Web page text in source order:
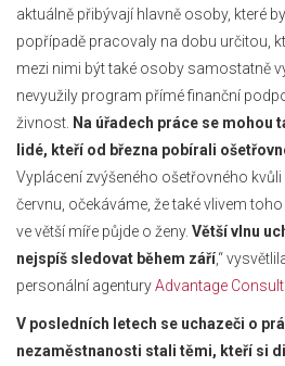
aktuálně přibývají hlavně osoby, které
popřípadě pracovaly na dobu určitou,
mezi nimi být také osoby samostatně
nevyužily program přímé finanční
živnost. Na úřadech práce se mohou
lidé, kteří od března pobírali
Vyplácení zvýšeného ošetřovného
červnu, očekáváme, že také vlivem
ve větší míře půjde o ženy. Větší vlnu
nejspíš sledovat během září,“
personální agenturyAdvantage
V posledních letech se uchazeči o
nezaměstnanosti stali těmi, kteří si